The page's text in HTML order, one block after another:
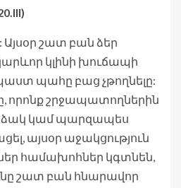
շատ բան ձեր
կլինի խուճապի
պահը բաց չթողնելը:
որոնք շրջապատողներին
կամ պարզապես
այսօր աջակցություն
համախոհներ կգտնեն,
շատ բան հնարավոր